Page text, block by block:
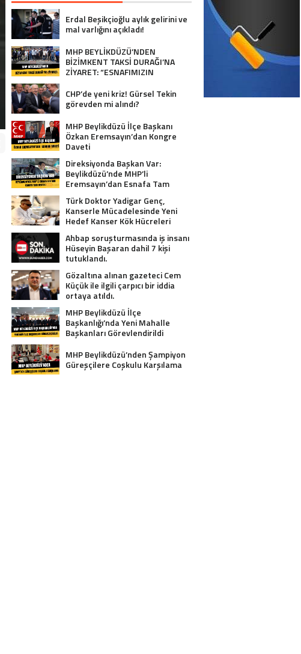
Erdal Beşikçioğlu aylık gelirini ve
mal varlığını açıkladı!
MHP BEYLİKDÜZÜ’NDEN
BİZİMKENT TAKSİ DURAĞI’NA
ZİYARET: “ESNAFIMIZIN
CHP’de yeni kriz! Gürsel Tekin
görevden mi alındı?
MHP Beylikdüzü İlçe Başkanı
Özkan Eremsayın’dan Kongre
Daveti
Direksiyonda Başkan Var:
Beylikdüzü’nde MHP’li
Eremsayın’dan Esnafa Tam
Türk Doktor Yadigar Genç,
Kanserle Mücadelesinde Yeni
Hedef Kanser Kök Hücreleri
Ahbap soruşturmasında iş insanı
Hüseyin Başaran dahil 7 kişi
tutuklandı.
Gözaltına alınan gazeteci Cem
Küçük ile ilgili çarpıcı bir iddia
ortaya atıldı.
MHP Beylikdüzü İlçe
Başkanlığı’nda Yeni Mahalle
Başkanları Görevlendirildi
MHP Beylikdüzü’nden Şampiyon
Güreşçilere Coşkulu Karşılama